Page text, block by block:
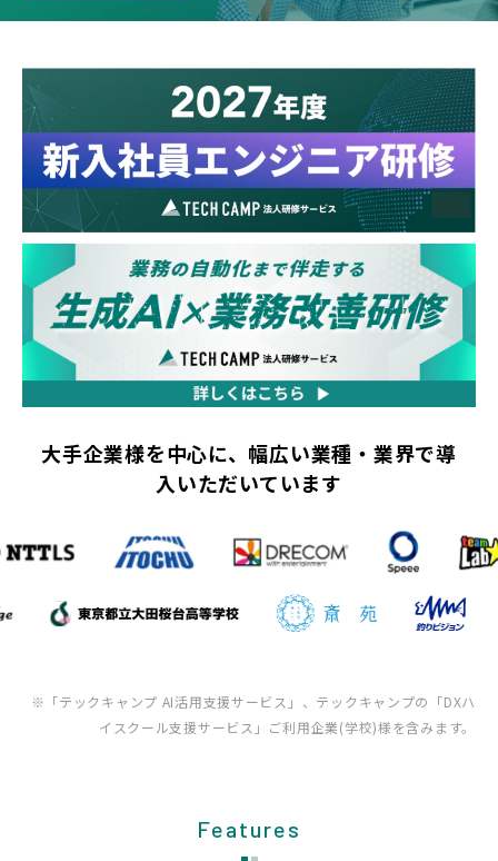
大手企業様を中心に、幅広い業種・業界で導
入いただいています
※「テックキャンプ AI活用支援サービス」、テックキャンプの「DXハ
イスクール支援サービス」ご利用企業(学校)様を含みます。
Features